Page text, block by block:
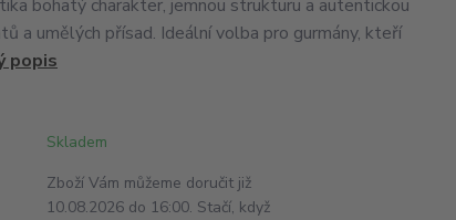
bohatý charakter, jemnou strukturu a autentickou
a umělých přísad. Ideální volba pro gurmány, kteří
popis
Skladem
Zboží Vám můžeme doručit již
10.08.2026 do 16:00. Stačí, když